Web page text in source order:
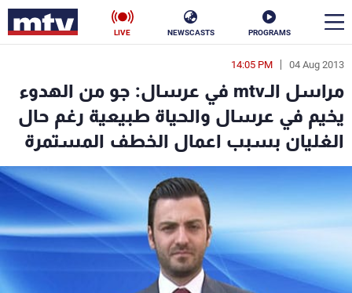
PROGRAMS
NEWSCASTS
LIVE
04 Aug 2013
14:05 PM
مراسل الـmtv في عرسال: جو من الهدوء
يخيم في عرسال والحياة طبيعية رغم حال
الغليان بسبب اعمال الخطف المستمرة
en
الأخبار
سياسة ناس
فن
منوعات رياضة
كأس العالم